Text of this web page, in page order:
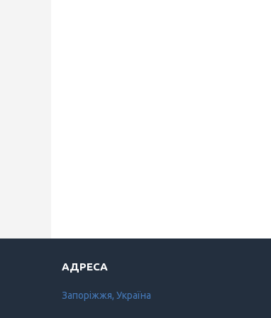
Запоріжжя, Україна